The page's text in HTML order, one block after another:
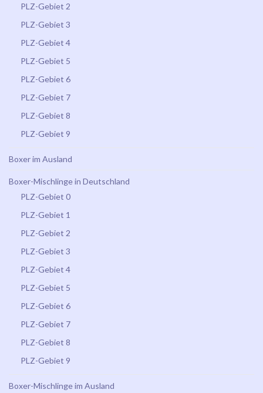
PLZ-Gebiet 2
PLZ-Gebiet 3
PLZ-Gebiet 4
PLZ-Gebiet 5
PLZ-Gebiet 6
PLZ-Gebiet 7
PLZ-Gebiet 8
PLZ-Gebiet 9
Boxer im Ausland
Boxer-Mischlinge in Deutschland
PLZ-Gebiet 0
PLZ-Gebiet 1
PLZ-Gebiet 2
PLZ-Gebiet 3
PLZ-Gebiet 4
PLZ-Gebiet 5
PLZ-Gebiet 6
PLZ-Gebiet 7
PLZ-Gebiet 8
PLZ-Gebiet 9
Boxer-Mischlinge im Ausland